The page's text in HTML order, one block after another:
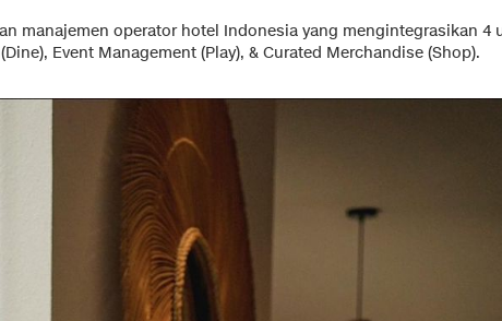
manajemen operator hotel Indonesia yang mengintegrasikan 4
Event Management (Play), & Curated Merchandise (Shop).